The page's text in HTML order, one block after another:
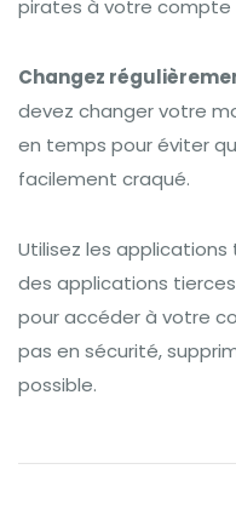
pirates à votre compte
Changez
devez changer votre
en temps pour éviter
facilement craqué.
Utilisez les
des applications
pour accéder à votre
pas en sécurité,
possible.